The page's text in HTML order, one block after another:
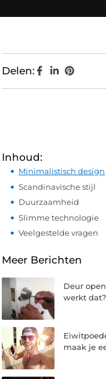
Delen:
Inhoud:
Minimalistisch design
Scandinavische stijl
Duurzaamheid
Slimme technologie
Veelgestelde vragen
Meer Berichten
Deur
werkt dat?
maak je